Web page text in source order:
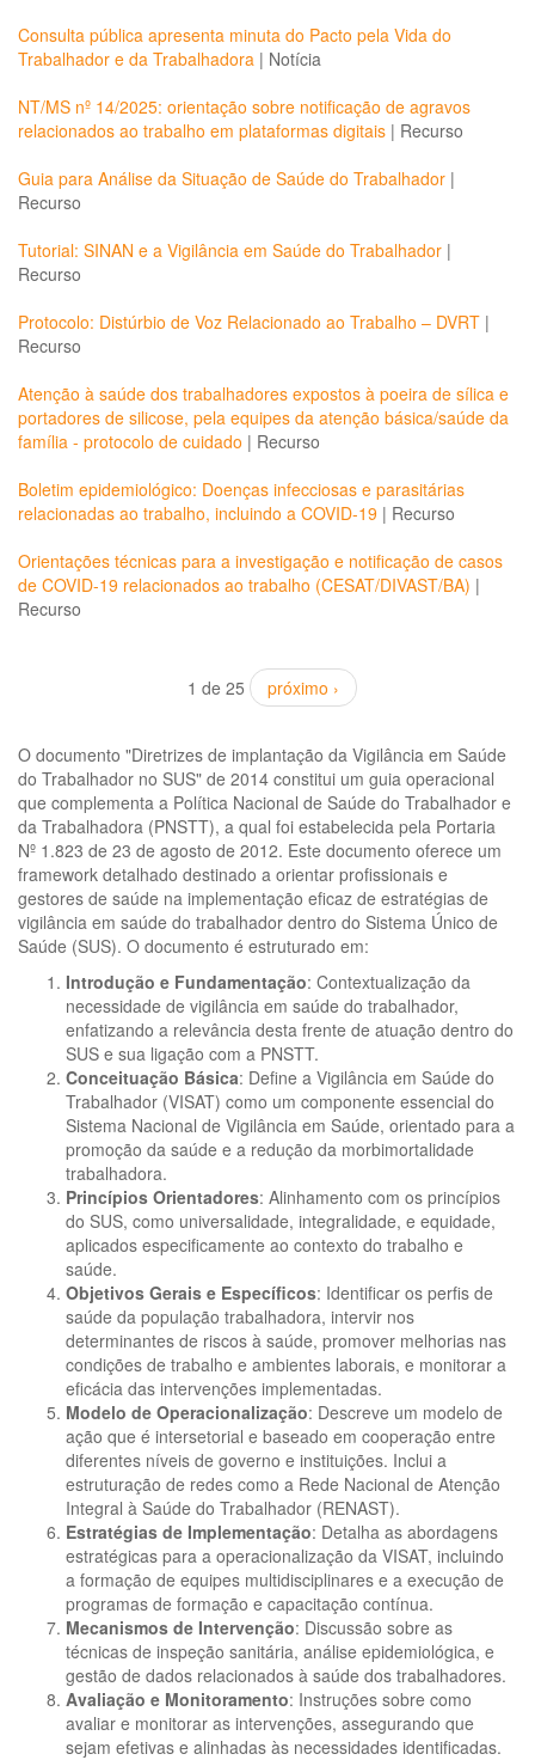
Consulta pública apresenta minuta do Pacto pela Vida do
Trabalhador e da Trabalhadora | Notícia
NT/MS nº 14/2025: orientação sobre notificação de agravos
relacionados ao trabalho em plataformas digitais | Recurso
Guia para Análise da Situação de Saúde do Trabalhador |
Recurso
Tutorial: SINAN e a Vigilância em Saúde do Trabalhador |
Recurso
Protocolo: Distúrbio de Voz Relacionado ao Trabalho – DVRT |
Recurso
Atenção à saúde dos trabalhadores expostos à poeira de sílica e
portadores de silicose, pela equipes da atenção básica/saúde da
família - protocolo de cuidado | Recurso
Boletim epidemiológico: Doenças infecciosas e parasitárias
relacionadas ao trabalho, incluindo a COVID-19 | Recurso
Orientações técnicas para a investigação e notificação de casos
de COVID-19 relacionados ao trabalho (CESAT/DIVAST/BA) |
Recurso
1 de 25 próximo ›
O documento "Diretrizes de implantação da Vigilância em Saúde
do Trabalhador no SUS" de 2014 constitui um guia operacional
que complementa a Política Nacional de Saúde do Trabalhador e
da Trabalhadora (PNSTT), a qual foi estabelecida pela Portaria
Nº 1.823 de 23 de agosto de 2012. Este documento oferece um
framework detalhado destinado a orientar profissionais e
gestores de saúde na implementação eficaz de estratégias de
vigilância em saúde do trabalhador dentro do Sistema Único de
Saúde (SUS). O documento é estruturado em:
Introdução e Fundamentação: Contextualização da
necessidade de vigilância em saúde do trabalhador,
enfatizando a relevância desta frente de atuação dentro do
SUS e sua ligação com a PNSTT.
Conceituação Básica: Define a Vigilância em Saúde do
Trabalhador (VISAT) como um componente essencial do
Sistema Nacional de Vigilância em Saúde, orientado para a
promoção da saúde e a redução da morbimortalidade
trabalhadora.
Princípios Orientadores: Alinhamento com os princípios
do SUS, como universalidade, integralidade, e equidade,
aplicados especificamente ao contexto do trabalho e
saúde.
Objetivos Gerais e Específicos: Identificar os perfis de
saúde da população trabalhadora, intervir nos
determinantes de riscos à saúde, promover melhorias nas
condições de trabalho e ambientes laborais, e monitorar a
eficácia das intervenções implementadas.
Modelo de Operacionalização: Descreve um modelo de
ação que é intersetorial e baseado em cooperação entre
diferentes níveis de governo e instituições. Inclui a
estruturação de redes como a Rede Nacional de Atenção
Integral à Saúde do Trabalhador (RENAST).
Estratégias de Implementação: Detalha as abordagens
estratégicas para a operacionalização da VISAT, incluindo
a formação de equipes multidisciplinares e a execução de
programas de formação e capacitação contínua.
Mecanismos de Intervenção: Discussão sobre as
técnicas de inspeção sanitária, análise epidemiológica, e
gestão de dados relacionados à saúde dos trabalhadores.
Avaliação e Monitoramento: Instruções sobre como
avaliar e monitorar as intervenções, assegurando que
sejam efetivas e alinhadas às necessidades identificadas.